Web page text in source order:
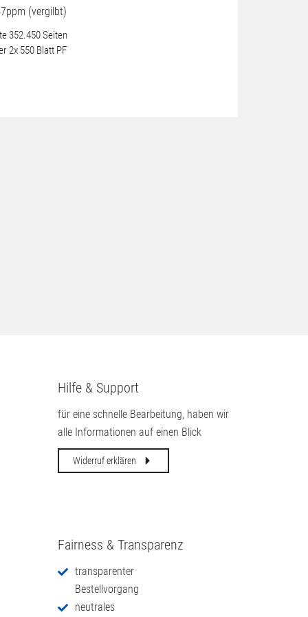
352.450 Seiten
2x 550 Blatt PF
Hilfe & Support
für eine schnelle Bearbeitung, haben wir
alle Informationen auf einen Blick
Widerruf erklären
Fairness & Transparenz
transparenter
Bestellvorgang
neutrales